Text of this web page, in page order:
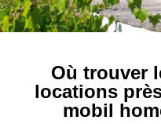
Où trouver
locations
mobil